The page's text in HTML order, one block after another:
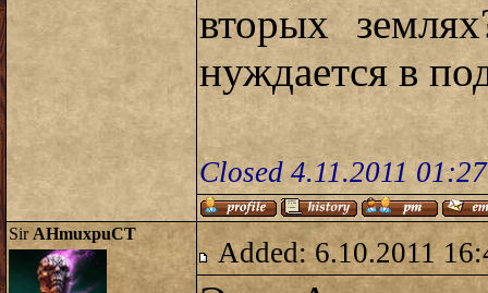
вторых
нуждается в
Closed 4.11.2011
Sir AHmuxpuCT
Added: 6.10.2011